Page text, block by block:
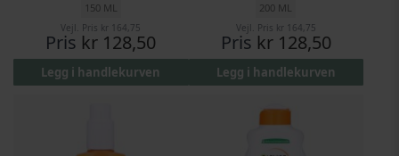
150 ML
Vejl. Pris kr 164,75
Pris kr 128,50
Legg i handlekurven
200 ML
Vejl. Pris kr 164,75
Pris kr 128,50
Legg i handlekurven